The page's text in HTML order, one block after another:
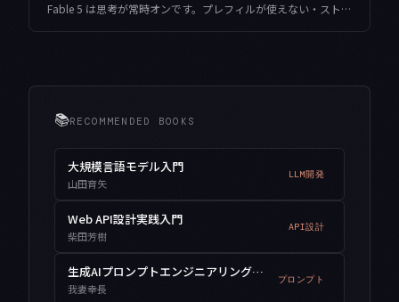
Fable 5 は思考が常時オンです。プレフィルが使えない・ストリーミングの先頭ブロックがテキストではない・max_tokens に思考分の余白が要る、という三つの前提崩れを、自分の自動投稿パイプラインで直した実装メモです。
📚RECOMMENDED BOOKS
大規模言語モデル入門
山田育矢
LLM開発
Web API設計実践入門
柴田芳樹
API設計
生成AIプロンプトエンジニアリング入門
我妻幸長
プロンプト